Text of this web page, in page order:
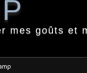
mes goûts et